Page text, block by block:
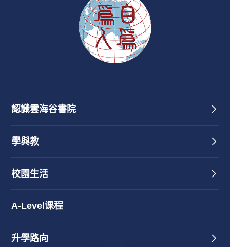
認識雲海谷書院
學與教
校園生活
A-Level课程
升學路向